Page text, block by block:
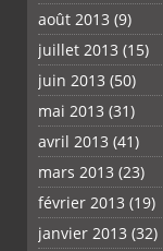
août 2013 (9)
juillet 2013 (15)
juin 2013 (50)
mai 2013 (31)
avril 2013 (41)
mars 2013 (23)
février 2013 (19)
janvier 2013 (32)